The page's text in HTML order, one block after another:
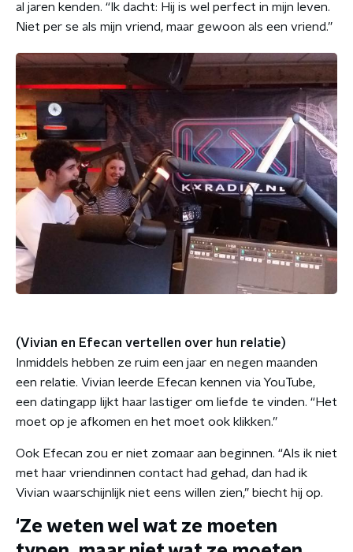
al jaren kenden. “Ik dacht: Hij is wel perfect in mijn leven.
Niet per se als mijn vriend, maar gewoon als een vriend.”
(Vivian en Efecan vertellen over hun relatie)
Inmiddels hebben ze ruim een jaar en negen maanden
een relatie. Vivian leerde Efecan kennen via YouTube,
een datingapp lijkt haar lastiger om liefde te vinden. “Het
moet op je afkomen en het moet ook klikken.”
Ook Efecan zou er niet zomaar aan beginnen. “Als ik niet
met haar vriendinnen contact had gehad, dan had ik
Vivian waarschijnlijk niet eens willen zien,” biecht hij op.
‘Ze weten wel wat ze moeten